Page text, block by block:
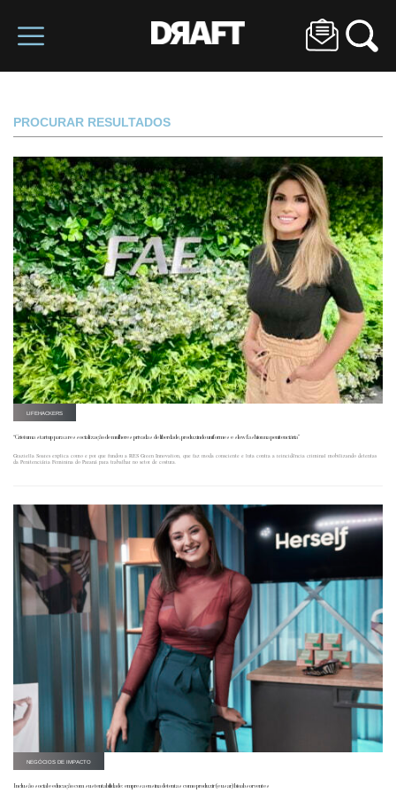
PROCURAR RESULTADOS
LIFEHACKERS
“Criei uma startup para a ressocialização de mulheres privadas de liberdade, produzindo uniformes e slow fashion na penitenciária”
Graziella Soares explica como e por que fundou a RES Green Innovation, que faz moda consciente e luta contra a reincidência criminal mobilizando detentas
da Penitenciária Feminina do Paraná para trabalhar no setor de costura.
NEGÓCIOS DE IMPACTO
Inclusão social e educação com sustentabilidade: empresa ensina detentas como produzir (e usar) bioabsorventes